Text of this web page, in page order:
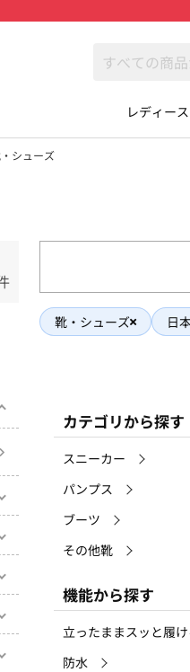
レディース
シューズ
靴・シューズ 日
カテゴリから探す
スニーカー
パンプス
ブーツ
その他靴
機能から探す
立ったままスッと履け
防水